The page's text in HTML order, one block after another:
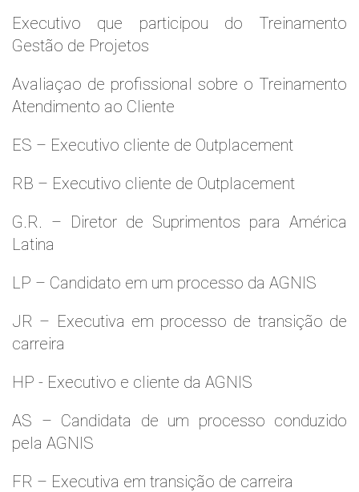
Executivo que participou do Treinamento
Gestão de Projetos
Avaliaçao de profissional sobre o Treinamento
Atendimento ao Cliente
ES – Executivo cliente de Outplacement
RB – Executivo cliente de Outplacement
G.R. – Diretor de Suprimentos para América
Latina
LP – Candidato em um processo da AGNIS
JR – Executiva em processo de transição de
carreira
HP - Executivo e cliente da AGNIS
AS – Candidata de um processo conduzido
pela AGNIS
FR – Executiva em transição de carreira